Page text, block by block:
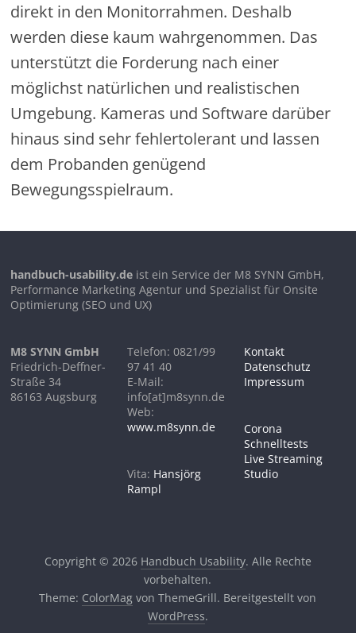
direkt in den Monitorrahmen. Deshalb
werden diese kaum wahrgenommen. Das
unterstützt die Forderung nach einer
möglichst natürlichen und realistischen
Umgebung. Kameras und Software darüber
hinaus sind sehr fehlertolerant und lassen
dem Probanden genügend
Bewegungsspielraum.
handbuch-usability.de ist ein Service der M8 SYNN GmbH,
Performance Marketing Agentur und Spezialist für Onsite
Optimierung (SEO und UX)
M8 SYNN GmbH
Friedrich-Deffner-
Straße 34
86163 Augsburg
Telefon: 0821/99
97 41 40
E-Mail:
info[at]m8synn.de
Web:
www.m8synn.de
Vita: Hansjörg
Rampl
Kontakt
Datenschutz
Impressum
Corona
Schnelltests
Live Streaming
Studio
Copyright © 2026 Handbuch Usability. Alle Rechte
vorbehalten.
Theme: ColorMag von ThemeGrill. Bereitgestellt von
WordPress.